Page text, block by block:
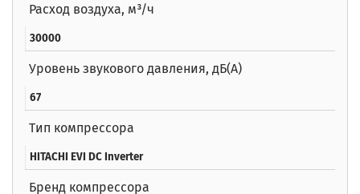
Расход воздуха, м³/ч
30000
Уровень звукового давления, дБ(А)
67
Тип компрессора
HITACHI EVI DC Inverter
Бренд компрессора